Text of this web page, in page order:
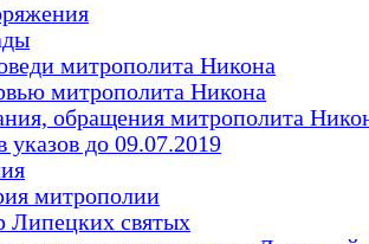
митрополита Никона
митрополита Никона
обращения митрополита
указов до 09.07.2019
митрополии
Липецких святых